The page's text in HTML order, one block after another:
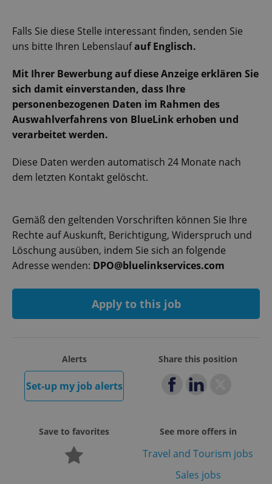
Falls Sie diese Stelle interessant finden, senden Sie
uns bitte Ihren Lebenslaufauf Englisch.
Mit Ihrer Bewerbung auf diese Anzeige erklären Sie
sich damit einverstanden, dass Ihre
personenbezogenen Daten im Rahmen des
Auswahlverfahrens von BlueLink erhoben und
verarbeitet werden.
Diese Daten werden automatisch 24 Monate nach
dem letzten Kontakt gelöscht.
Gemäß den geltenden Vorschriften können Sie Ihre
Rechte auf Auskunft, Berichtigung, Widerspruch und
Löschung ausüben, indem Sie sich an folgende
Adresse wenden: DPO@bluelinkservices.com
Apply to this job
Alerts
Set-up my job alerts
Share this position
Save to favorites See more offers in
Travel and Tourism jobs
Sales jobs
without strictly necessary cookies.
missing_agency_profile_modal_displayed .expats.cz
ex_polls .expats.cz
add_logo_profile_modal_displayed .expats.cz
Google
Privacy Policy